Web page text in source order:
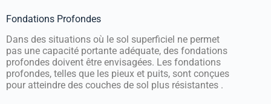
Fondations Profondes
Dans des situations où le sol superficiel ne permet
pas une capacité portante adéquate, des fondations
profondes doivent être envisagées. Les fondations
profondes, telles que les pieux et puits, sont conçues
pour atteindre des couches de sol plus résistantes .